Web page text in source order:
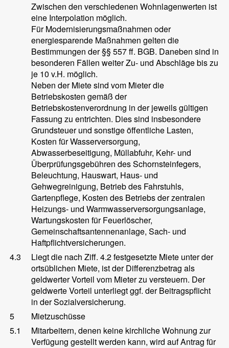
Zwischen den verschiedenen Wohnlagenwerten ist
eine Interpolation möglich.
Für Modernisierungsmaßnahmen oder
energiesparende Maßnahmen gelten die
Bestimmungen der §§ 557 ff. BGB. Daneben sind in
besonderen Fällen weiter Zu- und Abschläge bis zu
je 10 v.H. möglich.
Neben der Miete sind vom Mieter die
Betriebskosten gemäß der
Betriebskostenverordnung in der jeweils gültigen
Fassung zu entrichten. Dies sind insbesondere
Grundsteuer und sonstige öffentliche Lasten,
Kosten für Wasserversorgung,
Abwasserbeseitigung, Müllabfuhr, Kehr- und
Überprüfungsgebühren des Schornsteinfegers,
Beleuchtung, Hauswart, Haus- und
Gehwegreinigung, Betrieb des Fahrstuhls,
Gartenpflege, Kosten des Betriebs der zentralen
Heizungs- und Warmwasserversorgungsanlage,
Wartungskosten für Feuerlöscher,
Gemeinschaftsantennenanlage, Sach- und
Haftpflichtversicherungen.
4.3
Liegt die nach Ziff. 4.2 festgesetzte Miete unter der
ortsüblichen Miete, ist der Differenzbetrag als
geldwerter Vorteil vom Mieter zu versteuern. Der
geldwerte Vorteil unterliegt ggf. der Beitragspflicht
in der Sozialversicherung.
5
Mietzuschüsse
5.1
Mitarbeitern, denen keine kirchliche Wohnung zur
Verfügung gestellt werden kann, wird auf Antrag für